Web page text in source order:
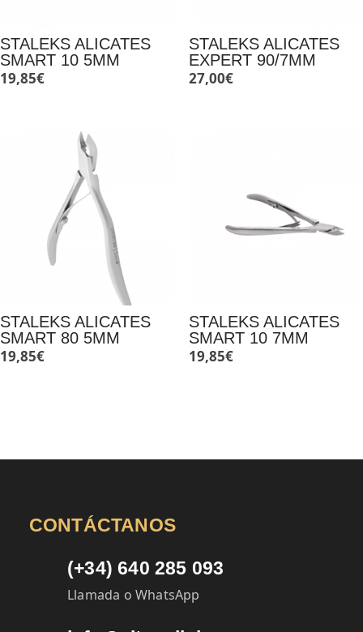
STALEKS ALICATES
SMART 10 5MM
19,85€
STALEKS ALICATES
EXPERT 90/7MM
27,00€
STALEKS ALICATES
SMART 80 5MM
19,85€
STALEKS ALICATES
SMART 10 7MM
19,85€
CONTÁCTANOS
(+34) 640 285 093
Llamada o WhatsApp